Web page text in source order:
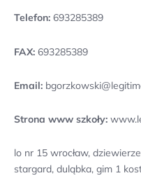
Telefon: 693285389
FAX: 693285389
Email:
Strona www szkoły:
lo nr 15 wrocław,
stargard, duląbka, gim 1